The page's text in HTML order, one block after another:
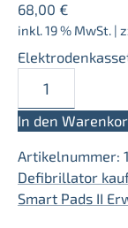
68,00 €
inkl. 19 % MwSt. |
Smart
II
(FRx/FR2/FR3)/
Menge
In den
Artikelnummer:
Defibrillator
Smart Pads II